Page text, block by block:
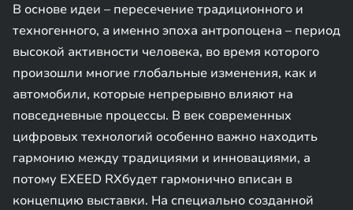
В основе идеи – пересечение традиционного и
техногенного, а именно эпоха антропоцена – период
высокой активности человека, во время которого
произошли многие глобальные изменения, как и
автомобили, которые непрерывно влияют на
повседневные процессы. В век современных
цифровых технологий особенно важно находить
гармонию между традициями и инновациями, а
потому EXEED RXбудет гармонично вписан в
концепцию выставки. На специально созданной